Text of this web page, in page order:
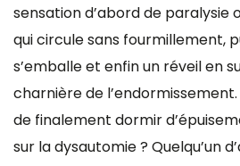
sensation d’abord de paralysie
qui circule sans fourmillement,
s’emballe et enfin un réveil en
charnière de
de finalement dormir
sur la dysautomie ? Quelqu’un